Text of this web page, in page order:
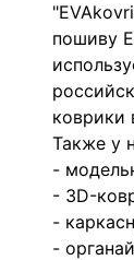
пошиву
коврики
Также у
-
- 3D-
-
-